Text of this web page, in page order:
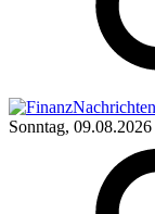
Sonntag, 09.08.2026